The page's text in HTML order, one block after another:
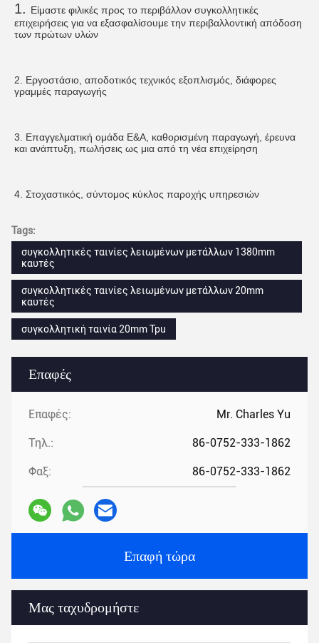
Επαφές
Επαφές: Mr. Charles Yu
Τηλ.: 86-0752-333-1862
Φαξ: 86-0752-333-1862
Επαφή τώρα
Μας ταχυδρομήστε
1. Είμαστε φιλικές προς το περιβάλλον συγκολλητικές
επιχειρήσεις για να εξασφαλίσουμε την περιβαλλοντική απόδοση
των πρώτων υλών
2. Εργοστάσιο, αποδοτικός τεχνικός εξοπλισμός, διάφορες
γραμμές παραγωγής
3. Επαγγελματική ομάδα Ε&Α, καθορισμένη παραγωγή, έρευνα
και ανάπτυξη, πωλήσεις ως μια από τη νέα επιχείρηση
4. Στοχαστικός, σύντομος κύκλος παροχής υπηρεσιών
Tags:
συγκολλητικές ταινίες λειωμένων μετάλλων 1380mm
καυτές
συγκολλητικές ταινίες λειωμένων μετάλλων 20mm
καυτές
συγκολλητική ταινία 20mm Tpu